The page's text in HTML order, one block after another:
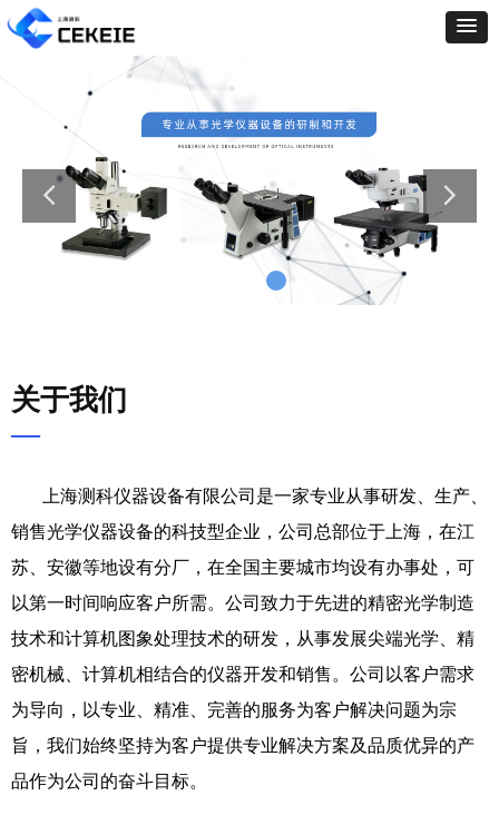
关于我们
—
上海测科仪器设备有限公司是一家专业从事研发、生产、
销售光学仪器设备的科技型企业，公司总部位于上海，在江
苏、安徽等地设有分厂，在全国主要城市均设有办事处，可
以第一时间响应客户所需。公司致力于先进的精密光学制造
技术和计算机图象处理技术的研发，从事发展尖端光学、精
密机械、计算机相结合的仪器开发和销售。公司以客户需求
为导向，以专业、精准、完善的服务为客户解决问题为宗
旨，我们始终坚持为客户提供专业解决方案及品质优异的产
品作为公司的奋斗目标。